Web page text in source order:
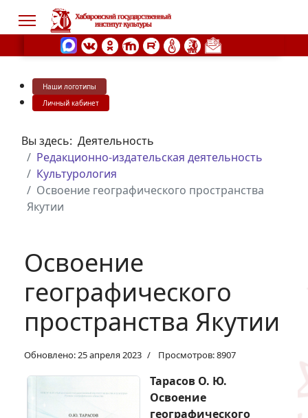
Наши логотипы
Личный кабинет
Вы здесь: Деятельность
Редакционно-издательская деятельность
Культурология
Освоение географического пространства
Якутии
Освоение
географического
пространства Якутии
Обновлено: 25 апреля 2023 Просмотров: 8907
Тарасов О. Ю.
Освоение
географического